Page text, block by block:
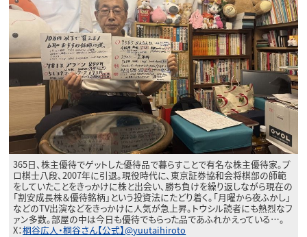
365日、株主優待でゲットした優待品で暮らすことで有名な株主優待家。プ
ロ棋士八段、2007年に引退。現役時代に、東京証券協和会将棋部の師範
をしていたことをきっかけに株と出会い、勝ち負けを繰り返しながら現在の
「割安成長株＆優待銘柄」という投資法にたどり着く。「月曜から夜ふかし」
などのTV出演などをきっかけに人気が急上昇。トウシル読者にも熱烈なフ
ァン多数。部屋の中は今日も優待でもらった品であふれかえっている…。
X：桐谷広人・桐谷さん【公式】@yuutaihiroto